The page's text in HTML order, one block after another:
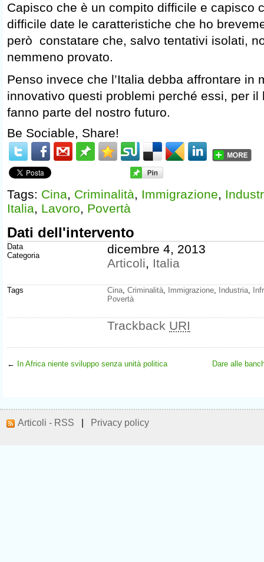
Capisco che è un compito difficile e capisco
difficile date le caratteristiche che ho
però constatare che, salvo tentativi isolati,
nemmeno provato.
Penso invece che l’Italia debba affrontare in
innovativo questi problemi perché essi, per il
fanno parte del nostro futuro.
Be Sociable, Share!
Tags: Cina Criminalità Immigrazione
Italia
Lavoro Povertà
Dati dell'intervento
Data
Categoria
dicembre 4, 2013
Articoli
Italia
Tags Cina Criminalità Immigrazione Industria
Povertà
Trackback URI
← In Africa niente sviluppo senza unità politica Dare alle
Articoli - RSS Privacy policy